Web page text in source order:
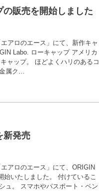
販売を開始しました
アロのエース」にて、新作キャ
Labo. ローキャップ アメリカ
ャップ。 ほどよくハリのあるコ
属ク…
新発売
アロのエース」にて、ORIGIN
始いたしました。 付けているこ
ュ。 スマホやパスポート・ペン